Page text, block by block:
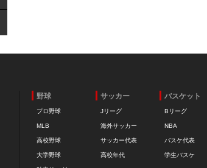
野球
プロ野球
MLB
高校野球
大学野球
サッカー
Jリーグ
海外サッカー
サッカー代表
高校年代
バスケット
Bリーグ
NBA
バスケ代表
学生バスケ